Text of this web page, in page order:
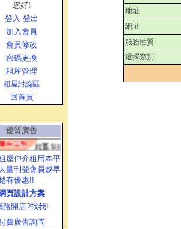
您好!
登入 登出
加入會員
會員修改
密碼更換
租屋管理
租屋討論區
回首頁
優質廣告
屋仲介租用本平
量刊登會員越早
有優惠!!
頁設計方案
路開店?找我!
費廣告詢問
地址
網址
服務性質
選擇類別